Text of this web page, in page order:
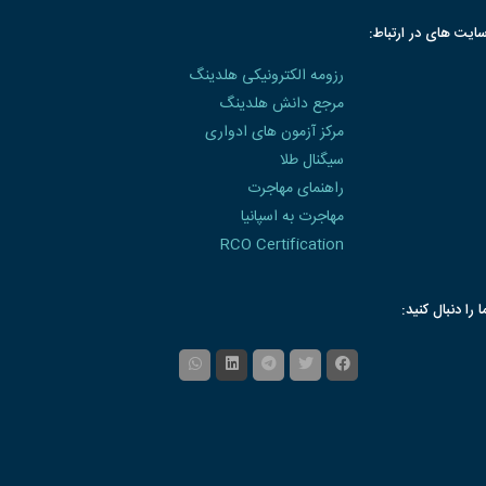
های در ارتباط:
رزومه الکترونیکی هلدینگ
مرجع دانش هلدینگ
مرکز آزمون های ادواری
سیگنال طلا
راهنمای مهاجرت
مهاجرت به اسپانیا
RCO Certification
را دنبال کنید: